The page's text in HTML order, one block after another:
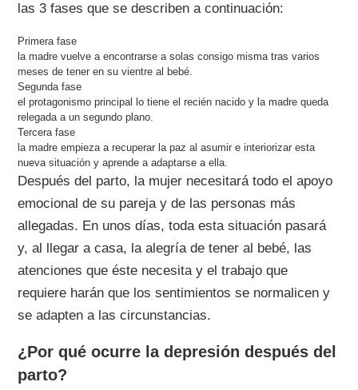
las 3 fases que se describen a continuación:
Primera fase
la madre vuelve a encontrarse a solas consigo misma tras varios
meses de tener en su vientre al bebé.
Segunda fase
el protagonismo principal lo tiene el recién nacido y la madre queda
relegada a un segundo plano.
Tercera fase
la madre empieza a recuperar la paz al asumir e interiorizar esta
nueva situación y aprende a adaptarse a ella.
Después del parto, la mujer necesitará todo el apoyo
emocional de su pareja y de las personas más
allegadas. En unos días, toda esta situación pasará
y, al llegar a casa, la alegría de tener al bebé, las
atenciones que éste necesita y el trabajo que
requiere harán que los sentimientos se normalicen y
se adapten a las circunstancias.
¿Por qué ocurre la depresión después del
parto?